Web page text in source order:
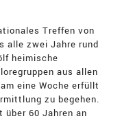
Treffen von
alle zwei Jahre rund
heimische
aus allen
eine Woche erfüllt
zu begehen.
über 60 Jahren an